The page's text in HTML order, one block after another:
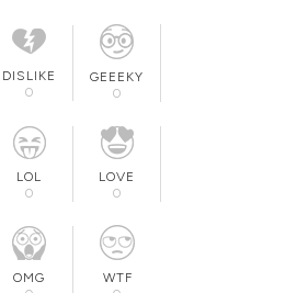
DISLIKE
0
GEEEKY
0
LOL
0
LOVE
0
OMG
WTF